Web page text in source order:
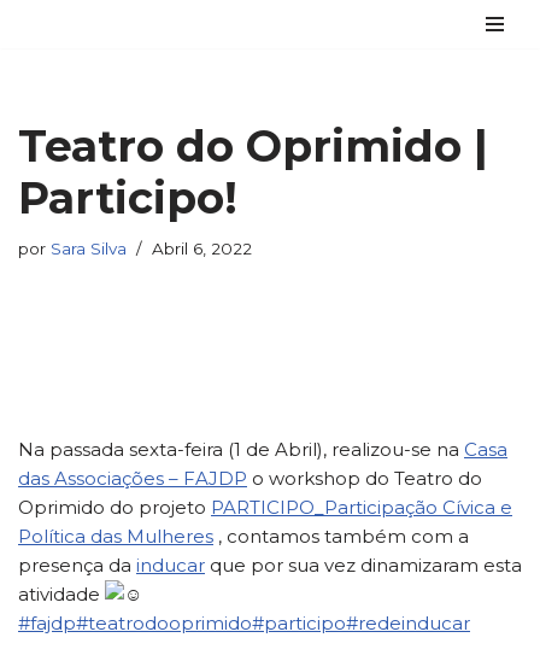
conteúdo
Teatro do Oprimido |
Participo!
por Sara Silva Abril 6, 2022
Na passada sexta-feira (1 de Abril), realizou-se na Casa
das Associações – FAJDP o workshop do Teatro do
Oprimido do projeto PARTICIPO_Participação Cívica e
Política das Mulheres , contamos também com a
presença da inducar que por sua vez dinamizaram esta
atividade
#fajdp#teatrodooprimido#participo#redeinducar